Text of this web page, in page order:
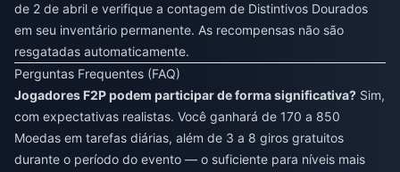
de 2 de abril e verifique a contagem de Distintivos Dourados
em seu inventário permanente. As recompensas não são
resgatadas automaticamente.
Perguntas Frequentes (FAQ)
Jogadores F2P podem participar de forma significativa? Sim,
com expectativas realistas. Você ganhará de 170 a 850
Moedas em tarefas diárias, além de 3 a 8 giros gratuitos
durante o período do evento — o suficiente para níveis mais